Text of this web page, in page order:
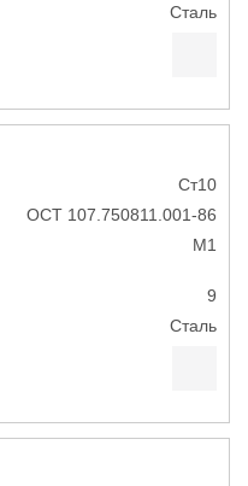
Сталь
Ст10
ОСТ 107.750811.001-86
М1
9
Сталь